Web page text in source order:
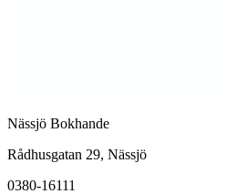
Nässjö Bokhande
Rådhusgatan 29, Nässjö
0380-16111